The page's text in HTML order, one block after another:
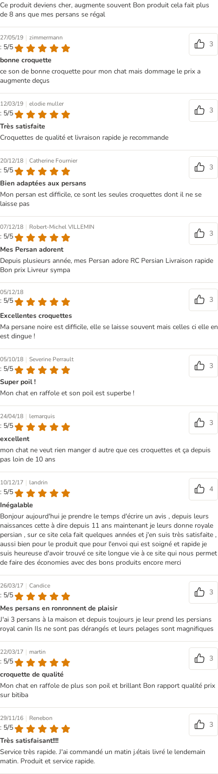
Ce produit deviens cher, augmente souvent Bon produit cela fait plus
de 8 ans que mes persans se régal
27/05/19 | zimmermann
: 5/5
3
bonne croquette
ce son de bonne croquette pour mon chat mais dommage le prix a
augmente deçus
12/03/19 | elodie muller
: 5/5
3
Très satisfaite
Croquettes de qualité et livraison rapide je recommande
20/12/18 | Catherine Fournier
: 5/5
3
Bien adaptées aux persans
Mon persan est difficile, ce sont les seules croquettes dont il ne se
laisse pas
07/12/18 | Robert-Michel VILLEMIN
: 5/5
3
Mes Persan adorent
Depuis plusieurs année, mes Persan adore RC Persian Livraison rapide
Bon prix Livreur sympa
05/12/18
: 5/5
3
Excellentes croquettes
Ma persane noire est difficile, elle se laisse souvent mais celles ci elle en
est dingue !
05/10/18 | Severine Perrault
: 5/5
3
Super poil !
Mon chat en raffole et son poil est superbe !
24/04/18 | lemarquis
: 5/5
3
excellent
mon chat ne veut rien manger d autre que ces croquettes et ça depuis
pas loin de 10 ans
10/12/17 | landrin
: 5/5
4
Inégalable
Bonjour aujourd'hui je prendre le temps d'écrire un avis , depuis leurs
naissances cette à dire depuis 11 ans maintenant je leurs donne royale
persian , sur ce site cela fait quelques années et j'en suis très satisfaite ,
aussi bien pour le produit que pour l'envoi qui est soigné et rapide je
suis heureuse d'avoir trouvé ce site longue vie à ce site qui nous permet
de faire des économies avec des bons produits encore merci
26/03/17 | Candice
: 5/5
3
Mes persans en ronronnent de plaisir
J'ai 3 persans à la maison et depuis toujours je leur prend les persians
royal canin Ils ne sont pas dérangés et leurs pelages sont magnifiques
22/03/17 | martin
: 5/5
3
croquette de qualité
Mon chat en raffole de plus son poil et brillant Bon rapport qualité prix
sur bitiba
29/11/16 | Renebon
: 5/5
3
Très satisfaisant!!!!
Service très rapide. J'ai commandé un matin j.étais livré le lendemain
matin. Produit et service rapide.